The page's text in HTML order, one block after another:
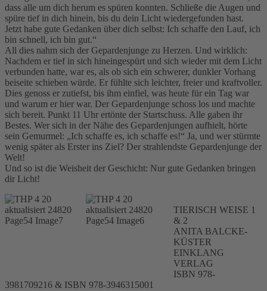
dass alle um dich herum es spüren konnten. Schließe die Augen und
spüre tief in dich hinein, bis du dein Licht wiedergefunden hast.
Jetzt habe gute Gedanken über dich selbst: Ich schaffe den Lauf, ich
bin schnell, ich bin gut.“
All dies nahm sich der Gepardenjunge zu Herzen. Und wirklich:
Nachdem er tief in sich hineingespürt und sich wieder mit dem Licht
verbunden hatte, war es, als ob sich ein schwerer, dunkler Vorhang
beiseite schieben würde. Er fühlte sich leichter, freier und kraftvoller.
Dies genoss er zutiefst, bis ihm einfiel, was heute für ein Tag war
und warum er hier war. Der Gepardenjunge schoss los und machte
sich bereit. Punkt 11 Uhr ertönte der Startschuss. Alle gaben ihr
Bestes. Wer sich in der Nähe des Gepardenjungen aufhielt, hörte
sein Gemurmel: „Ich schaffe es, ich schaffe es!“ Ja, und wer stürmte
wenig später als Erster ins Ziel? Der strahlendste Gepardenjunge der
Welt!
Und so ist die Weisheit der Geschicht: Nur gute Gedanken bringen
dir Licht!
TIERISCH WEISE 1
& 2
ANITA BALCKE-
KÜSTER
EINKLANG
VERLAG
ISBN 978-
3981709216 & ISBN 978-3946315001